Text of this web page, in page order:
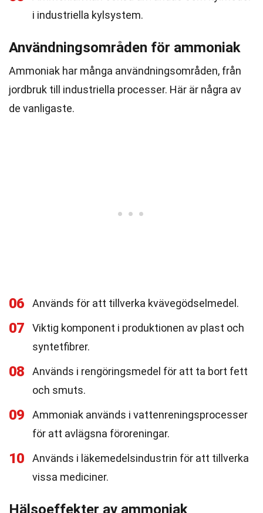
i industriella kylsystem.
Användningsområden för ammoniak
Ammoniak har många användningsområden, från
jordbruk till industriella processer. Här är några av
de vanligaste.
06 Används för att tillverka kvävegödselmedel.
07
Viktig komponent i produktionen av plast och
syntetfibrer.
08
Används i rengöringsmedel för att ta bort fett
och smuts.
09
Ammoniak används i vattenreningsprocesser
för att avlägsna föroreningar.
10
Används i läkemedelsindustrin för att tillverka
vissa mediciner.
Hälsoeffekter av ammoniak